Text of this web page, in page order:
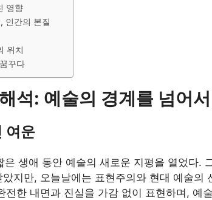
영향
인간의 본질
위치
꾸다
석: 예술의 경계를 넘어서
여운
생애 동안 예술의 새로운 지평을 열었다.
지만, 오늘날에는 표현주의와 현대 예술의
전한 내면과 진실을 가감 없이 표현하며, 예